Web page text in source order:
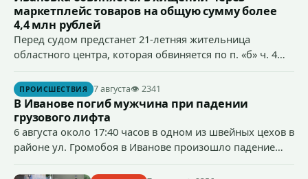
маркетплейс товаров на общую сумму более
4,4 млн рублей
Перед судом предстанет 21-летняя жительница
областного центра, которая обвиняется по п. «б» ч. 4
сумму более 4,4 млн рублей через маркетплейс.
ПРОИСШЕСТВИЯ 7 августа👁 2341
В Иванове погиб мужчина при падении
грузового лифта
6 августа около 17:40 часов в одном из швейных цехов в
районе ул. Громобоя в Иванове произошло падение